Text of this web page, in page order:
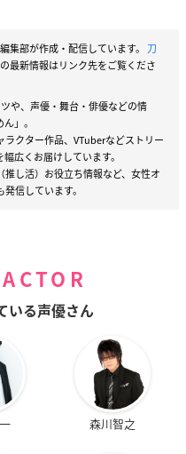
集部が作成・配信しています。 刀
の最新情報はリンク先をご覧くださ
や、声優・舞台・俳優などの情
」。
クター作品、VTuberなどストリー
広くお届けしています。
し活）お役立ち情報など、女性オ
信しています。
いる声優さん
森川智之